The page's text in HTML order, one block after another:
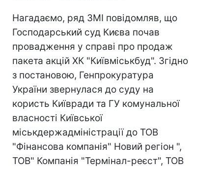
Нагадаємо, ряд ЗМІ повідомляв, що
Господарський суд Києва почав
провадження у справі про продаж
пакета акцій ХК "Київміськбуд". Згідно
з постановою, Генпрокуратура
України звернулася до суду на
користь Київради та ГУ комунальної
власності Київської
міськдержадміністрації до ТОВ
"Фінансова компанія" Новий регіон ",
ТОВ" Компанія "Термінал-реєст", ТОВ